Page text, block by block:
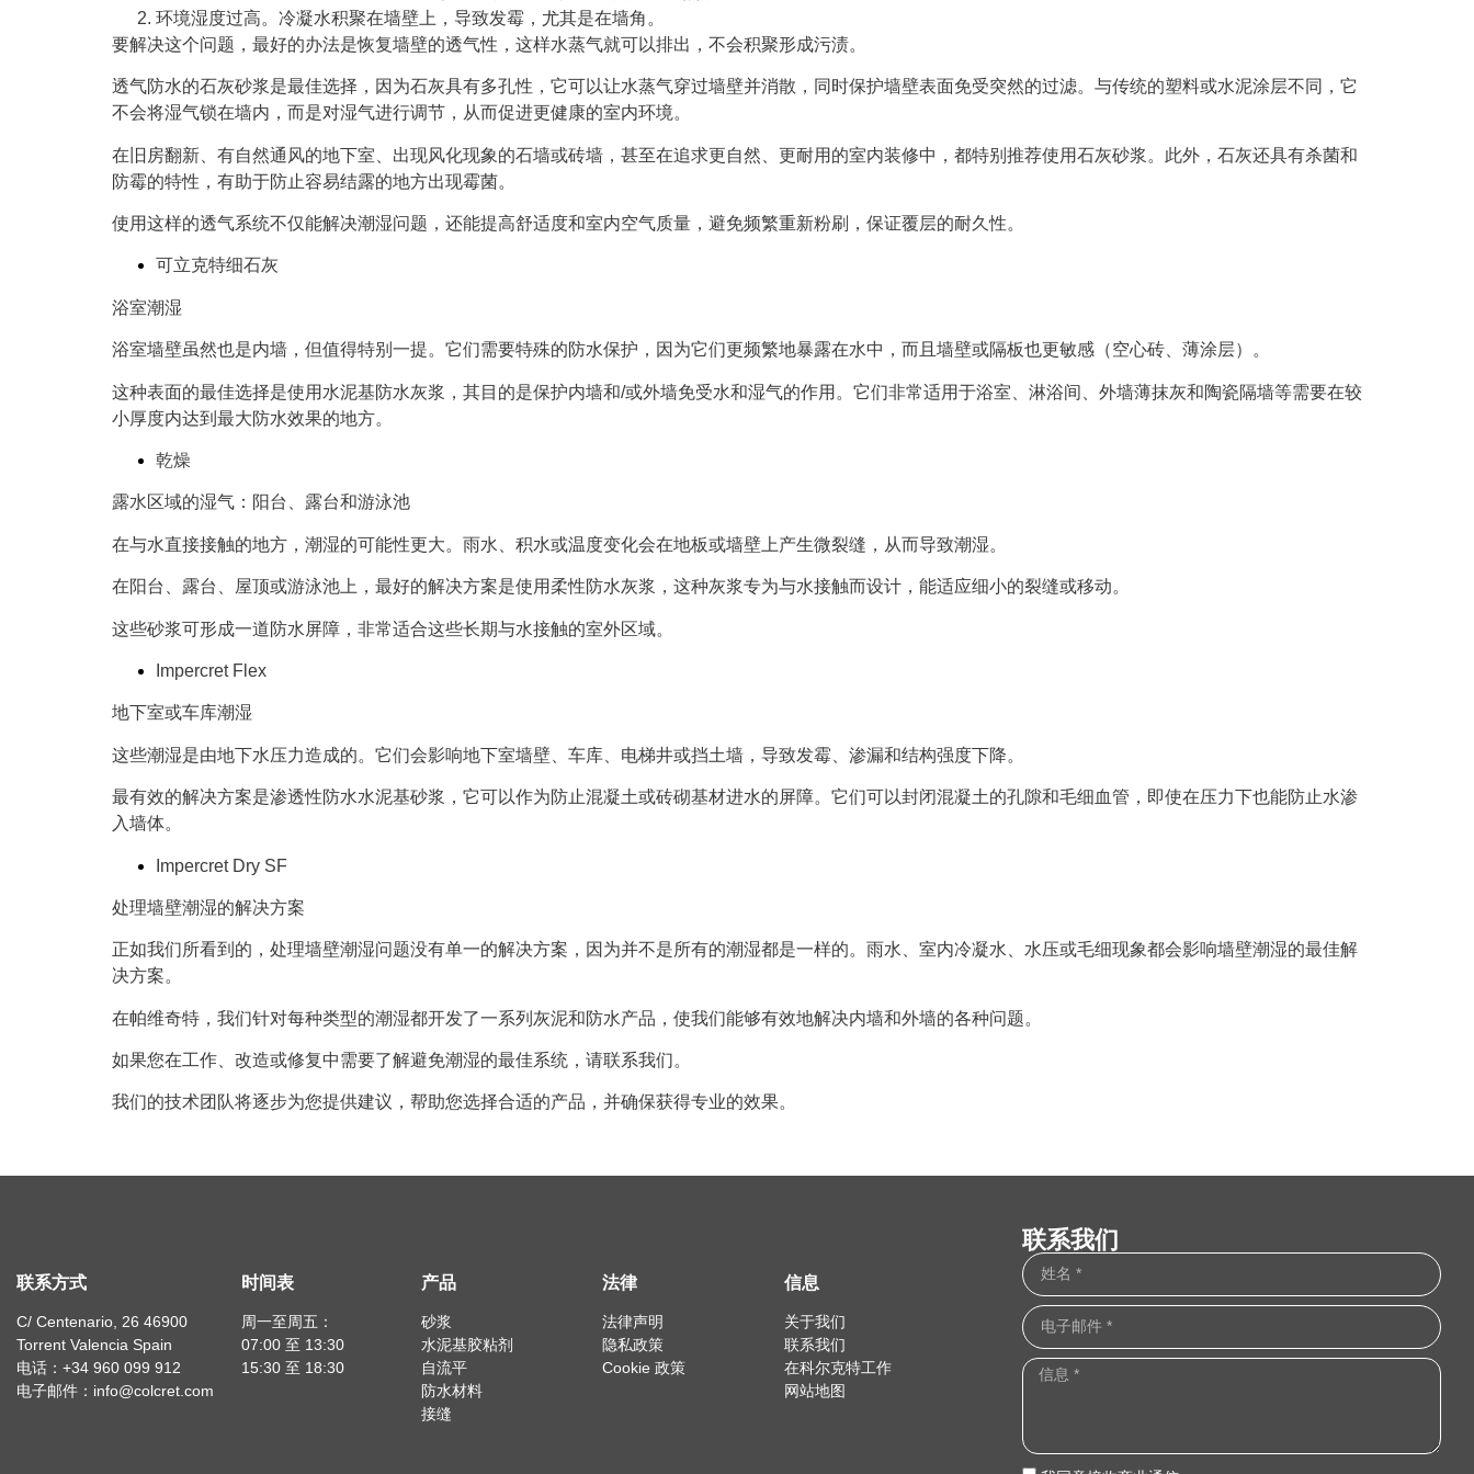
环境湿度过高。冷凝水积聚在墙壁上，导致发霉，尤其是在墙角。
要解决这个问题，最好的办法是恢复墙壁的透气性，这样水蒸气就可以排出，不会积聚形成污渍。
透气防水的石灰砂浆是最佳选择，因为石灰具有多孔性，它可以让水蒸气穿过墙壁并消散，同时保护墙壁表面免受突然的过滤。与传统的塑料或水泥涂层不同，它
不会将湿气锁在墙内，而是对湿气进行调节，从而促进更健康的室内环境。
在旧房翻新、有自然通风的地下室、出现风化现象的石墙或砖墙，甚至在追求更自然、更耐用的室内装修中，都特别推荐使用石灰砂浆。此外，石灰还具有杀菌和
防霉的特性，有助于防止容易结露的地方出现霉菌。
使用这样的透气系统不仅能解决潮湿问题，还能提高舒适度和室内空气质量，避免频繁重新粉刷，保证覆层的耐久性。
可立克特细石灰
浴室潮湿
浴室墙壁虽然也是内墙，但值得特别一提。它们需要特殊的防水保护，因为它们更频繁地暴露在水中，而且墙壁或隔板也更敏感（空心砖、薄涂层）。
这种表面的最佳选择是使用水泥基防水灰浆，其目的是保护内墙和/或外墙免受水和湿气的作用。它们非常适用于浴室、淋浴间、外墙薄抹灰和陶瓷隔墙等需要在较
小厚度内达到最大防水效果的地方。
乾燥
露水区域的湿气：阳台、露台和游泳池
在与水直接接触的地方，潮湿的可能性更大。雨水、积水或温度变化会在地板或墙壁上产生微裂缝，从而导致潮湿。
在阳台、露台、屋顶或游泳池上，最好的解决方案是使用柔性防水灰浆，这种灰浆专为与水接触而设计，能适应细小的裂缝或移动。
这些砂浆可形成一道防水屏障，非常适合这些长期与水接触的室外区域。
Impercret Flex
地下室或车库潮湿
这些潮湿是由地下水压力造成的。它们会影响地下室墙壁、车库、电梯井或挡土墙，导致发霉、渗漏和结构强度下降。
最有效的解决方案是渗透性防水水泥基砂浆，它可以作为防止混凝土或砖砌基材进水的屏障。它们可以封闭混凝土的孔隙和毛细血管，即使在压力下也能防止水渗
入墙体。
Impercret Dry SF
处理墙壁潮湿的解决方案
正如我们所看到的，处理墙壁潮湿问题没有单一的解决方案，因为并不是所有的潮湿都是一样的。雨水、室内冷凝水、水压或毛细现象都会影响墙壁潮湿的最佳解
决方案。
在帕维奇特，我们针对每种类型的潮湿都开发了一系列灰泥和防水产品，使我们能够有效地解决内墙和外墙的各种问题。
如果您在工作、改造或修复中需要了解避免潮湿的最佳系统，请联系我们。
我们的技术团队将逐步为您提供建议，帮助您选择合适的产品，并确保获得专业的效果。
联系方式
C/ Centenario, 26 46900
Torrent Valencia Spain
电话：+34 960 099 912
电子邮件：info@colcret.com
时间表
周一至周五：
07:00 至 13:30
15:30 至 18:30
产品
砂浆
水泥基胶粘剂
自流平
防水材料
接缝
法律
法律声明
隐私政策
Cookie 政策
信息
关于我们
联系我们
在科尔克特工作
网站地图
联系我们